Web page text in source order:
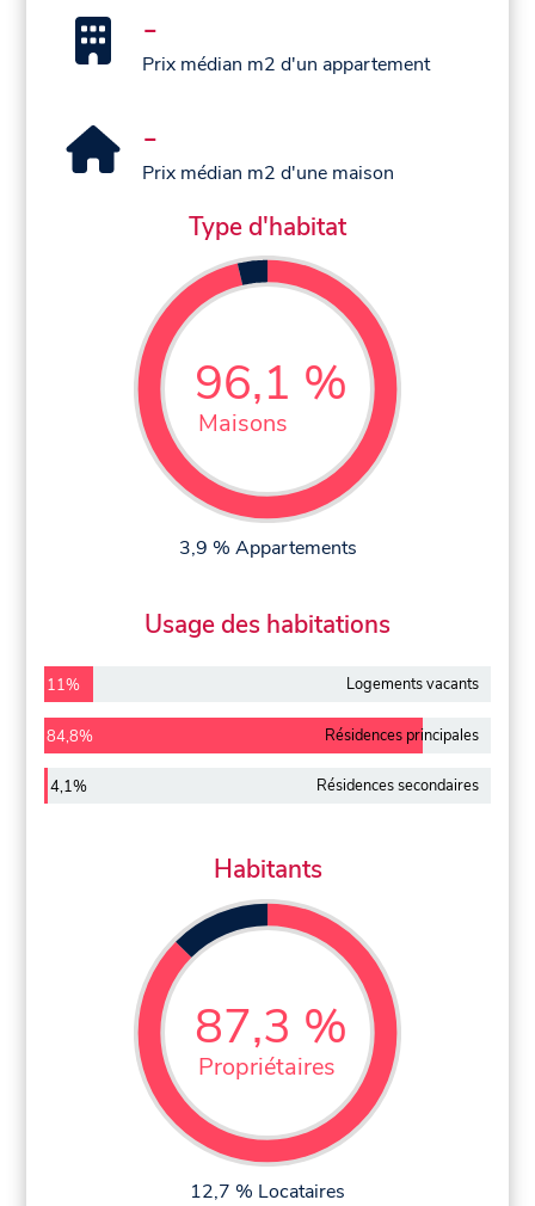
-
Prix médian m2 d'un appartement
-
Prix médian m2 d'une maison
Type d'habitat
96,1 %
Maisons
3,9 % Appartements
Usage des habitations
11% Logements vacants
84,8% Résidences principales
4,1% Résidences secondaires
Habitants
87,3 %
Propriétaires
12,7 % Locataires